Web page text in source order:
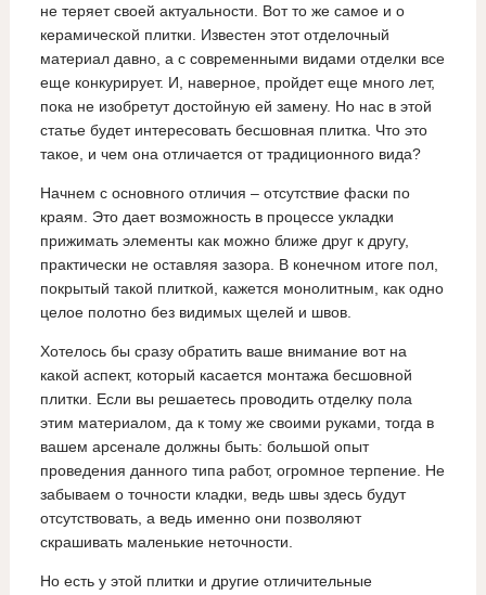
не теряет своей актуальности. Вот то же самое и о
керамической плитки. Известен этот отделочный
материал давно, а с современными видами отделки все
еще конкурирует. И, наверное, пройдет еще много лет,
пока не изобретут достойную ей замену. Но нас в этой
статье будет интересовать бесшовная плитка. Что это
такое, и чем она отличается от традиционного вида?
Начнем с основного отличия – отсутствие фаски по
краям. Это дает возможность в процессе укладки
прижимать элементы как можно ближе друг к другу,
практически не оставляя зазора. В конечном итоге пол,
покрытый такой плиткой, кажется монолитным, как одно
целое полотно без видимых щелей и швов.
Хотелось бы сразу обратить ваше внимание вот на
какой аспект, который касается монтажа бесшовной
плитки. Если вы решаетесь проводить отделку пола
этим материалом, да к тому же своими руками, тогда в
вашем арсенале должны быть: большой опыт
проведения данного типа работ, огромное терпение. Не
забываем о точности кладки, ведь швы здесь будут
отсутствовать, а ведь именно они позволяют
скрашивать маленькие неточности.
Но есть у этой плитки и другие отличительные